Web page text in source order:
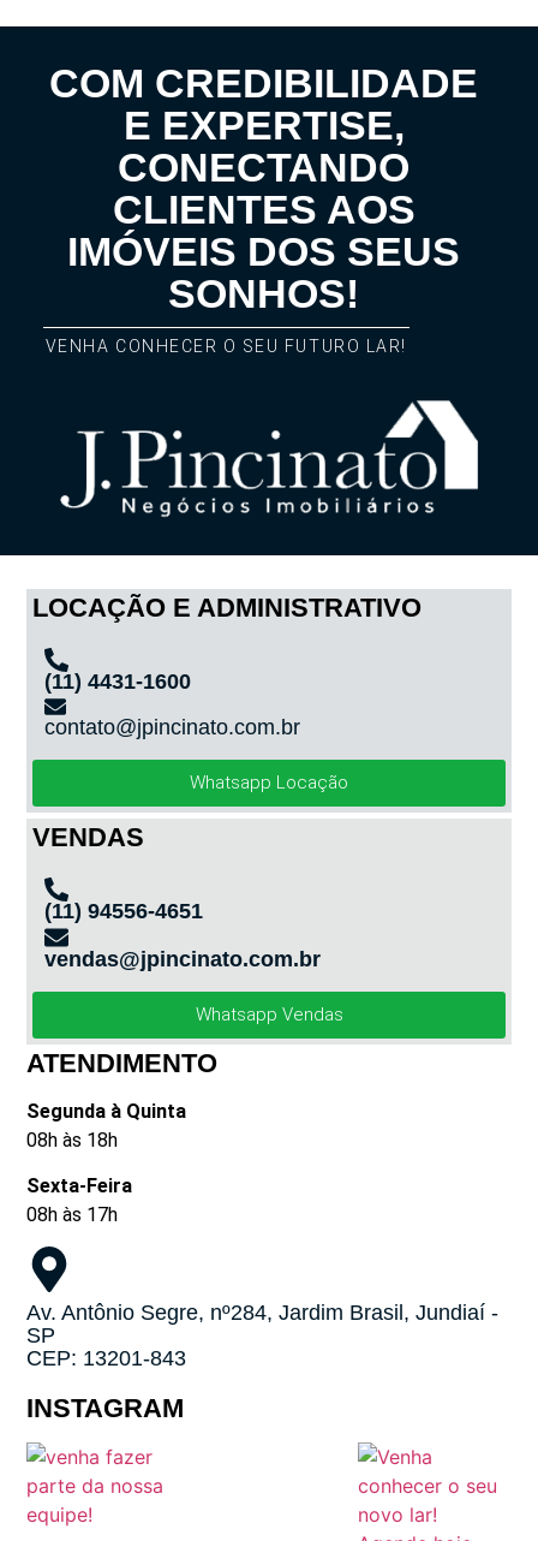
COM CREDIBILIDADE
E EXPERTISE,
CONECTANDO
CLIENTES AOS
IMÓVEIS DOS SEUS
SONHOS!
VENHA CONHECER O SEU FUTURO LAR!
LOCAÇÃO E ADMINISTRATIVO
(11) 4431-1600
contato@jpincinato.com.br
Whatsapp Locação
VENDAS
(11) 94556-4651
vendas@jpincinato.com.br
Whatsapp Vendas
ATENDIMENTO
Segunda à Quinta
08h às 18h
Sexta-Feira
08h às 17h
Av. Antônio Segre, nº284, Jardim Brasil, Jundiaí -
SP
CEP: 13201-843
INSTAGRAM